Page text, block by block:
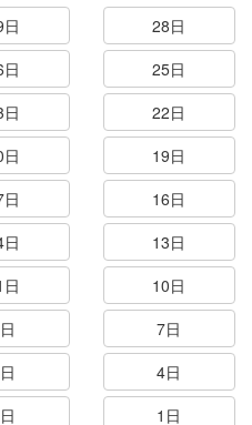
28日
25日
22日
19日
16日
13日
10日
7日
4日
1日